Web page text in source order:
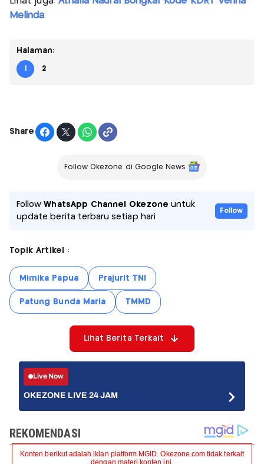
Melinda
Halaman:
1 2
Share
Follow Okezone di Google News
FollowWhatsApp Channel Okezone untuk
update berita terbaru setiap hari
Follow
Topik Artikel :
Mimika Papua Prajurit TNI
Patung Bunda Maria TMMD
Lihat Berita Terkait
Live Now
OKEZONE LIVE 24 JAM